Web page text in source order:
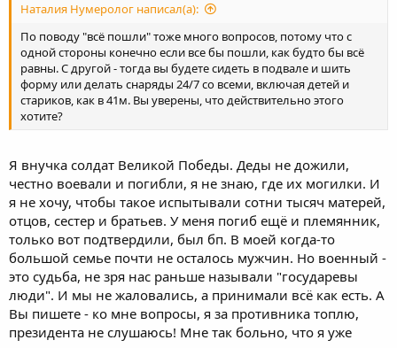
Наталия Нумеролог написал(а):
По поводу "всё пошли" тоже много вопросов, потому что с
одной стороны конечно если все бы пошли, как будто бы всё
равны. С другой - тогда вы будете сидеть в подвале и шить
форму или делать снаряды 24/7 со всеми, включая детей и
стариков, как в 41м. Вы уверены, что действительно этого
хотите?
Я внучка солдат Великой Победы. Деды не дожили,
честно воевали и погибли, я не знаю, где их могилки. И
я не хочу, чтобы такое испытывали сотни тысяч матерей,
отцов, сестер и братьев. У меня погиб ещё и племянник,
только вот подтвердили, был бп. В моей когда-то
большой семье почти не осталось мужчин. Но военный -
это судьба, не зря нас раньше называли "государевы
люди". И мы не жаловались, а принимали всё как есть. А
Вы пишете - ко мне вопросы, я за противника топлю,
президента не слушаюсь! Мне так больно, что я уже